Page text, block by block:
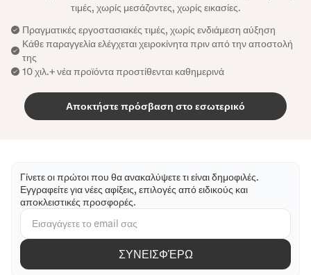
τιμές, χωρίς μεσάζοντες, χωρίς εικασίες.
Πραγματικές εργοστασιακές τιμές, χωρίς ενδιάμεση αύξηση
Κάθε παραγγελία ελέγχεται χειροκίνητα πριν από την αποστολή
της
10 χιλ.+ νέα προϊόντα προστίθενται καθημερινά
Αποκτήστε πρόσβαση στο εσωτερικό
Γίνετε οι πρώτοι που θα ανακαλύψετε τι είναι δημοφιλές.
Εγγραφείτε για νέες αφίξεις, επιλογές από ειδικούς και
αποκλειστικές προσφορές.
ΣΥΝΕΙΣΦΈΡΩ